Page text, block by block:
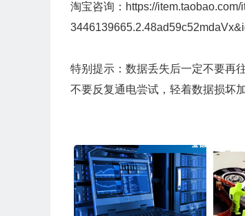
淘宝咨询： https://
特别提示：数据丢失后一定不要再
不要反复通电尝试，轻着数据损坏